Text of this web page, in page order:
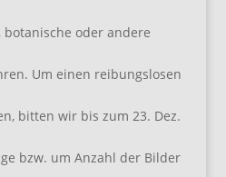
oder andere
Um einen reibungslosen
bitten wir bis zum 23. Dez.
bzw. um Anzahl der Bilder